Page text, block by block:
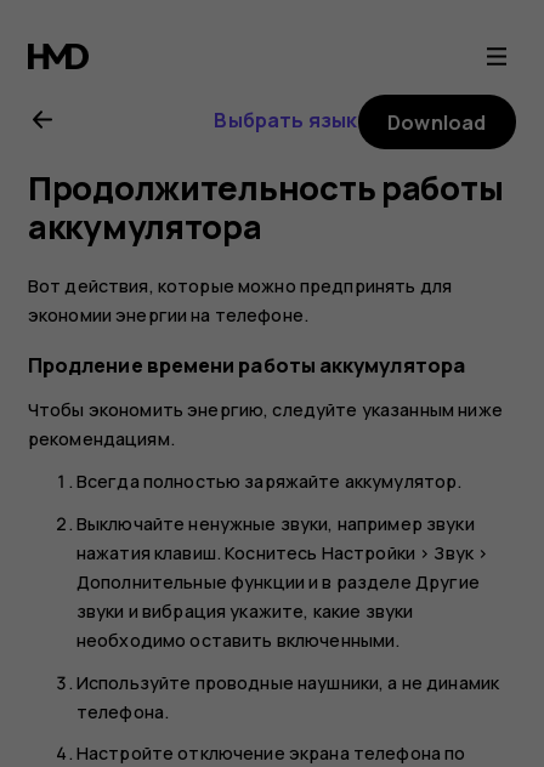
Nokia
G10
user
guide
Выбрать язык Download
Продолжительность работы
аккумулятора
Вот действия, которые можно предпринять для
экономии энергии на телефоне.
Продление времени работы аккумулятора
Чтобы экономить энергию, следуйте указанным ниже
рекомендациям.
Всегда полностью заряжайте аккумулятор.
Выключайте ненужные звуки, например звуки
нажатия клавиш. Коснитесь Настройки > Звук>
Дополнительные функции и в разделе Другие
звуки и вибрация укажите, какие звуки
необходимо оставить включенными.
Используйте проводные наушники, а не динамик
телефона.
Настройте отключение экрана телефона по